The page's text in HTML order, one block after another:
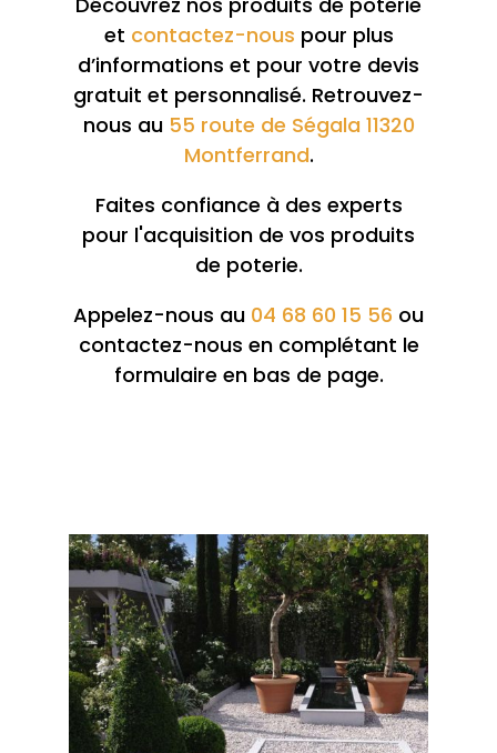
et contactez-nous pour plus
d’informations et pour votre devis
gratuit et personnalisé. Retrouvez-
nous au 55 route de Ségala 11320
Montferrand.
Faites confiance à des experts
pour l'acquisition de vos produits
de poterie.
Appelez-nous au 04 68 60 15 56 ou
contactez-nous en complétant le
formulaire en bas de page.